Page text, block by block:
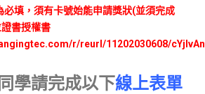
填，須有卡號始能申請獎狀(並須完成
書授權書
r/reurl/11202030608/
學請完成以下線上表單